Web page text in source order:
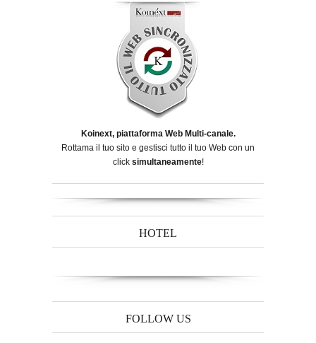
Koinext, piattaforma Web Multi-canale.
Rottama il tuo sito e gestisci tutto il tuo Web con un
click simultaneamente!
HOTEL
FOLLOW US